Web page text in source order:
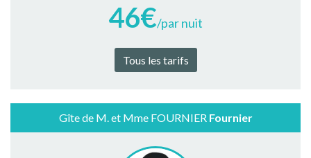
46€/par nuit
Tous les tarifs
Gîte de M. et Mme FOURNIER Fournier